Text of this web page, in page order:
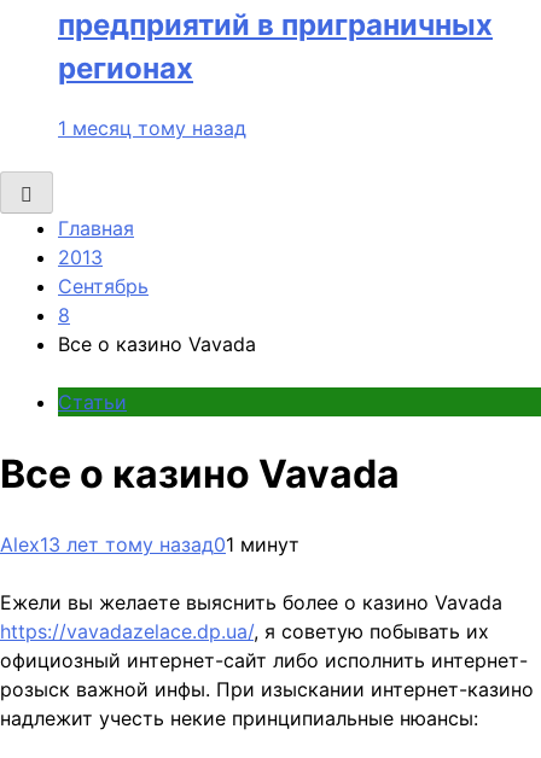
предприятий в приграничных
регионах
1 месяц тому назад
Главная
2013
Сентябрь
8
Все о казино Vavada
Статьи
Все о казино Vavada
Alex13 лет тому назад01 минут
Ежели вы желаете выяснить более о казино Vavada
https://vavadazelace.dp.ua/, я советую побывать их
официозный интернет-сайт либо исполнить интернет-
розыск важной инфы. При изыскании интернет-казино
надлежит учесть некие принципиальные нюансы: